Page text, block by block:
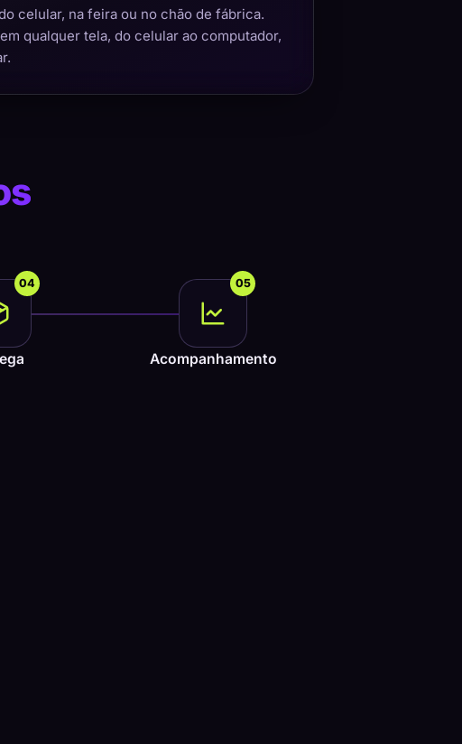
celular, na feira ou no chão de fábrica.
qualquer tela, do celular ao computador,
04 05
Acompanhamento